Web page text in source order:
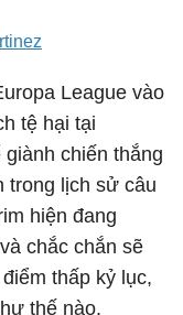
League vào
tệ hại tại
chiến thắng
trong lịch sử câu
hiện đang
chắc chắn sẽ
thấp kỷ lục,
thế nào.